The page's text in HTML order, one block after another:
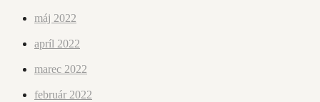
máj 2022
apríl 2022
marec 2022
február 2022